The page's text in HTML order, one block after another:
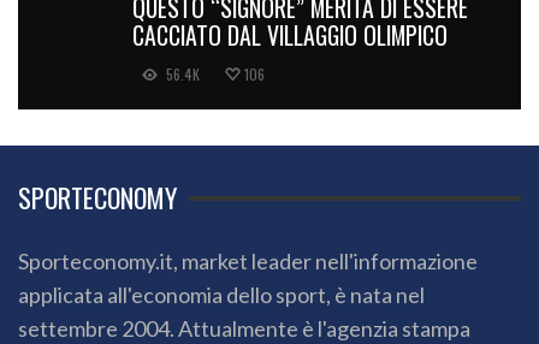
QUESTO “SIGNORE” MERITA DI ESSERE
CACCIATO DAL VILLAGGIO OLIMPICO
56.4K 106
SPORTECONOMY
Sporteconomy.it, market leader nell'informazione
applicata all'economia dello sport, è nata nel
settembre 2004. Attualmente è l'agenzia stampa